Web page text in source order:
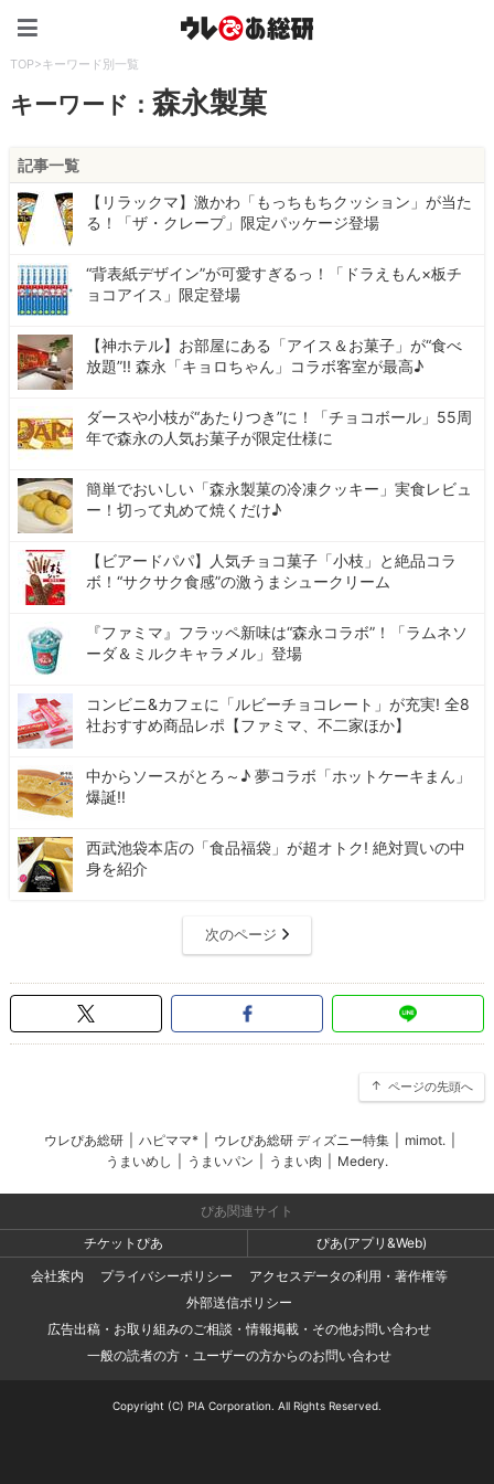
TOP>キーワード別一覧
キーワード：森永製菓
記事一覧
【リラックマ】激かわ「もっちもちクッション」が当た
る！「ザ・クレープ」限定パッケージ登場
“背表紙デザイン”が可愛すぎるっ！「ドラえもん×板チ
ョコアイス」限定登場
【神ホテル】お部屋にある「アイス＆お菓子」が“食べ
放題”!! 森永「キョロちゃん」コラボ客室が最高♪
ダースや小枝が“あたりつき”に！「チョコボール」55周
年で森永の人気お菓子が限定仕様に
簡単でおいしい「森永製菓の冷凍クッキー」実食レビュ
ー！切って丸めて焼くだけ♪
【ビアードパパ】人気チョコ菓子「小枝」と絶品コラ
ボ！“サクサク食感”の激うまシュークリーム
『ファミマ』フラッペ新味は“森永コラボ”！「ラムネソ
ーダ＆ミルクキャラメル」登場
コンビニ&カフェに「ルビーチョコレート」が充実! 全8
社おすすめ商品レポ【ファミマ、不二家ほか】
中からソースがとろ～♪ 夢コラボ「ホットケーキまん」
爆誕!!
西武池袋本店の「食品福袋」が超オトク! 絶対買いの中
身を紹介
次のページ
ページの先頭へ
ウレぴあ総研 ハピママ* ウレぴあ総研 ディズニー特集 mimot.
うまいめし
うまいパン うまい肉 Medery.
ぴあ関連サイト
チケットぴあ
ぴあ(アプリ&Web)
会社案内
プライバシーポリシー
アクセスデータの利用・著作権等
外部送信ポリシー
広告出稿・お取り組みのご相談・情報掲載・その他お問い合わせ
一般の読者の方・ユーザーの方からのお問い合わせ
Copyright (C) PIA Corporation. All Rights Reserved.